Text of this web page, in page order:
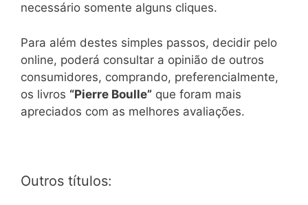
necessário somente alguns cliques.
Para além destes simples passos, decidir pelo
online, poderá consultar a opinião de outros
consumidores, comprando, preferencialmente,
os livros “Pierre Boulle” que foram mais
apreciados com as melhores avaliações.
Outros títulos: